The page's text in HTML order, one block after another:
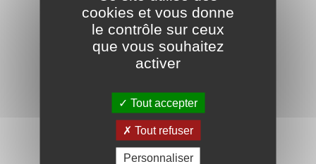
cookies et vous donne
le contrôle sur ceux
que vous souhaitez
activer
Tout accepter
Tout refuser
Personnaliser